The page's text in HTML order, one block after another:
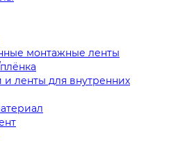
монтажные ленты
ленты для внутренних